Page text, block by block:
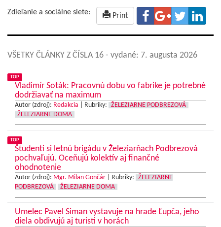
Zdieľanie a sociálne siete: Print
VŠETKY ČLÁNKY Z ČÍSLA 16 - vydané: 7. augusta 2026
TOP
Vladimír Soták: Pracovnú dobu vo fabrike je potrebné
dodržiavať na maximum
Autor (zdroj): Redakcia Rubriky:
ŽELEZIARNE PODBREZOVÁ
ŽELEZIARNE DOMA
TOP
Študenti si letnú brigádu v Železiarňach Podbrezová
pochvaľujú. Oceňujú kolektív aj finančné
ohodnotenie
Autor (zdroj): Mgr. Milan Gončár Rubriky:
ŽELEZIARNE
PODBREZOVÁ
ŽELEZIARNE DOMA
Umelec Pavel Siman vystavuje na hrade Ľupča, jeho
diela obdivujú aj turisti v horách